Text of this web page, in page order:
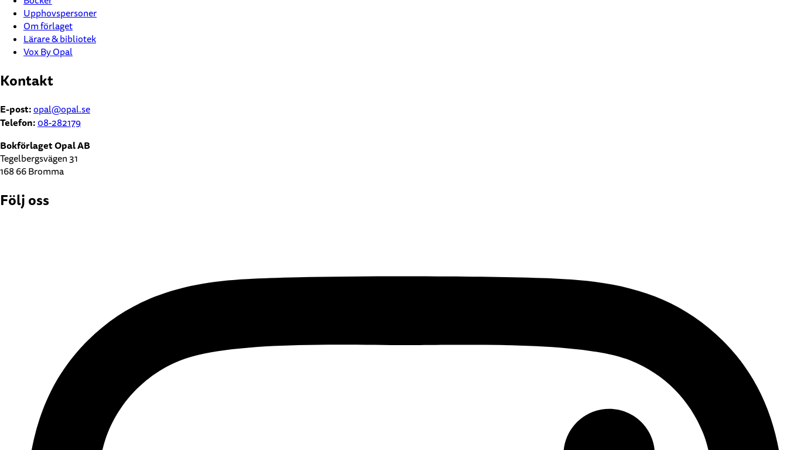
Upphovspersoner
Om förlaget
Lärare & bibliotek
Vox By Opal
Kontakt
E-post:opal@opal.se
Telefon:08-282179
Bokförlaget Opal AB
Tegelbergsvägen 31
168 66 Bromma
Följ oss